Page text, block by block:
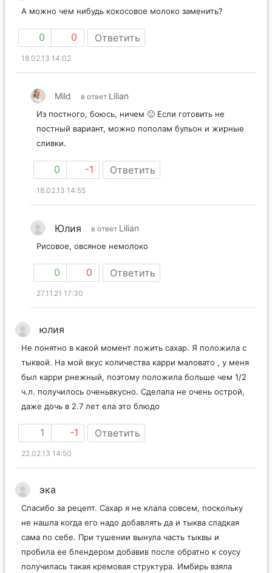
А можно чем нибудь кокосовое молоко заменить?
0 0 Ответить
18.02.13 14:02
Mild в ответ Lilian
Из постного, боюсь, ничем 🙁 Если готовить не
постный вариант, можно пополам бульон и жирные
сливки.
0 -1 Ответить
18.02.13 14:55
Юлия в ответ Lilian
Рисовое, овсяное немолоко
0 0 Ответить
27.11.21 17:30
юлия
Не понятно в какой момент ложить сахар. Я положила с
тыквой. На мой вкус количества карри маловато , у меня
был карри рнежный, поэтому положила больше чем 1/2
ч.л. получилось оченьвкусно. Сделала не очень острой,
даже дочь в 2.7 лет ела это блюдо
1 -1 Ответить
22.02.13 14:50
эка
Спасибо за рецепт. Сахар я не клала совсем, поскольку
не нашла когда его надо добавлять да и тыква сладкая
сама по себе. При тушении вынула часть тыквы и
пробила ее блендером добавив после обратно к соусу
получилась такая кремовая структура. Имбирь взяла